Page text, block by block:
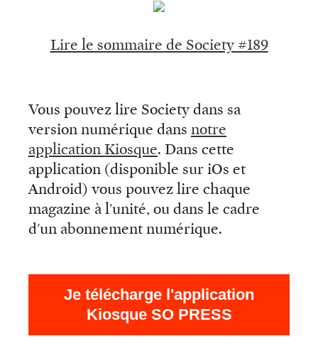
Lire le sommaire de Society #189
Vous pouvez lire Society dans sa
version numérique dans notre
application Kiosque. Dans cette
application (disponible sur iOs et
Android) vous pouvez lire chaque
magazine à l'unité, ou dans le cadre
d'un abonnement numérique.
Je télécharge l'application
Kiosque SO PRESS